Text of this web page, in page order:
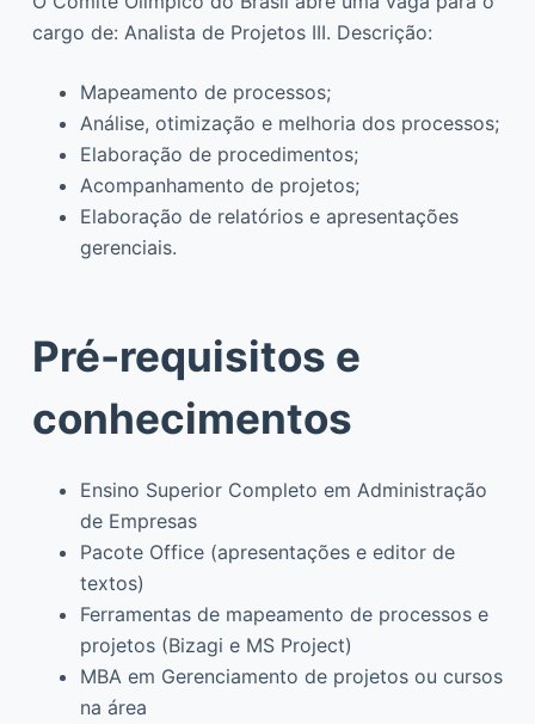
cargo de: Analista de Projetos III. Descrição:
Mapeamento de processos;
Análise, otimização e melhoria dos processos;
Elaboração de procedimentos;
Acompanhamento de projetos;
Elaboração de relatórios e apresentações
gerenciais.
Pré-requisitos e
conhecimentos
Ensino Superior Completo em Administração
de Empresas
Pacote Office (apresentações e editor de
textos)
Ferramentas de mapeamento de processos e
projetos (Bizagi e MS Project)
MBA em Gerenciamento de projetos ou cursos
na área